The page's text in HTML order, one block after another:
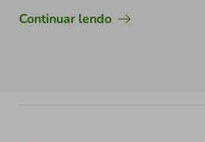
Continuar lendo